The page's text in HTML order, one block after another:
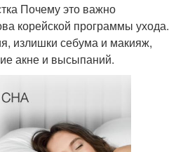
Почему это важно
корейской программы ухода.
излишки себума и макияж,
акне и высыпаний.